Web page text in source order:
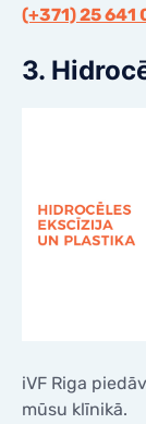
(+371) 25 641
3.
iVF Riga
mūsu klīnikā.